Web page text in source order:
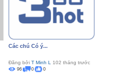
Các chú Có ý...
Đăng bởi T Minh L 102 tháng trước
96 0 0